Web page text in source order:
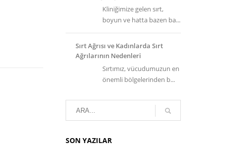
Kliniğimize gelen sırt,
boyun ve hatta bazen ba...
Sırt Ağrısı ve Kadınlarda Sırt
Ağrılarının Nedenleri
Sırtımız, vücudumuzun en
önemli bölgelerinden b...
SON YAZILAR